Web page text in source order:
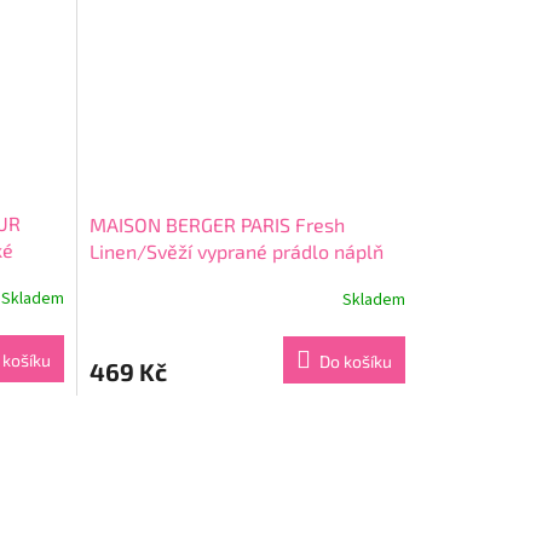
Skladem
košíku
MAISON BERGER PARIS Fresh
Linen/Svěží vyprané prádlo náplň
je
Skladem
469 Kč Do košíku